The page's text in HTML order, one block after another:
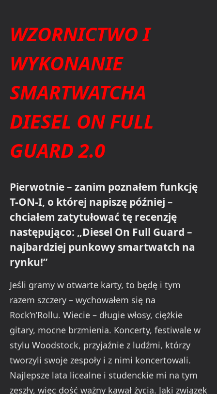
WZORNICTWO I
WYKONANIE
SMARTWATCHA
DIESEL ON FULL
GUARD 2.0
Pierwotnie – zanim poznałem funkcję
T-ON-I, o której napiszę później –
chciałem zatytułować tę recenzję
następująco: „Diesel On Full Guard –
najbardziej punkowy smartwatch na
rynku!”
Jeśli gramy w otwarte karty, to będę i tym
razem szczery – wychowałem się na
Rock’n’Rollu. Wiecie – długie włosy, ciężkie
gitary, mocne brzmienia. Koncerty, festiwale w
stylu Woodstock, przyjaźnie z ludźmi, którzy
tworzyli swoje zespoły i z nimi koncertowali.
Najlepsze lata licealne i studenckie mi na tym
zeszły, więc dość ważny kawał życia. Jaki związek